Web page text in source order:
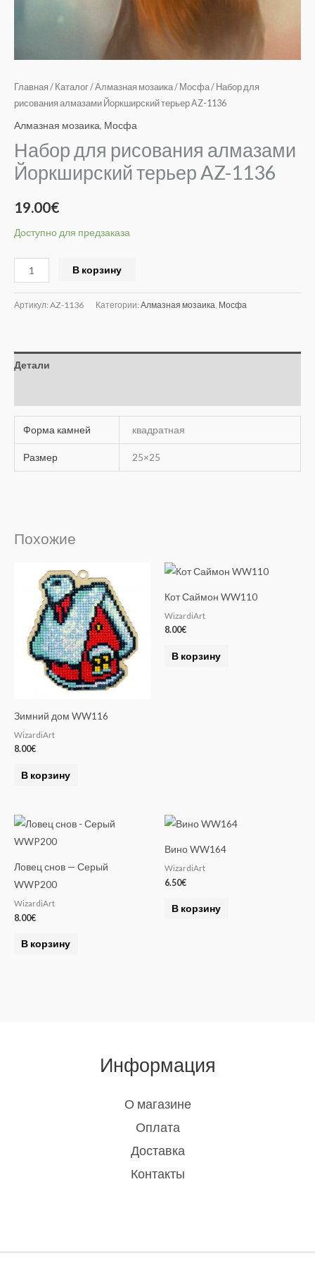
Главная / Каталог/Алмазная мозаика/ Мосфа/ Набор для
рисования алмазами Йоркширский терьер AZ-1136
Алмазная мозаика, Мосфа
Набор для рисования алмазами
Йоркширский терьер AZ-1136
19.00€
Доступно для предзаказа
В корзину
Артикул: AZ-1136 Категории: Алмазная мозаика Мосфа
Детали
Форма камней квадратная
Размер 25×25
Похожие
Зимний дом WW116
WizardiArt
8.00€
В корзину
Кот Саймон WW110
WizardiArt
8.00€
В корзину
Ловец снов — Серый
WWP200
WizardiArt
8.00€
В корзину
Вино WW164
WizardiArt
6.50€
В корзину
Информация
О магазине
Оплата
Доставка
Контакты